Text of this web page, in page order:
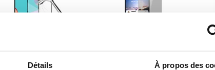
Détails À propos des